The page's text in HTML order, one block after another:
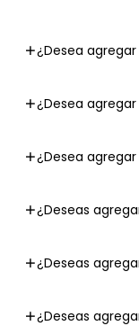
¿Desea
¿Desea
¿Desea
¿Deseas
¿Deseas
¿Deseas